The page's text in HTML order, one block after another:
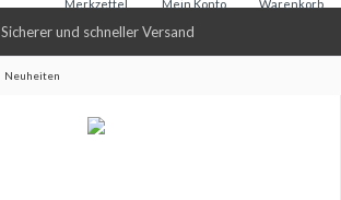
Sicherer und schneller Versand
Warenkorb
Merkzettel Mein Konto
Neuheiten